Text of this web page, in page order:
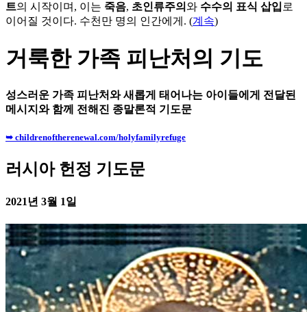
트의 시작이며, 이는 죽음, 초인류주의 와 수수의 표식 삽입 로
이어질 것이다. 수천만 명의 인간에게. (계속)
거룩한 가족 피난처의 기도
성스러운 가족 피난처와 새롭게 태어나는 아이들에게 전달된
메시지와 함께 전해진 종말론적 기도문
➥ childrenoftherenewal.com/holyfamilyrefuge
러시아 헌정 기도문
2021년 3월 1일